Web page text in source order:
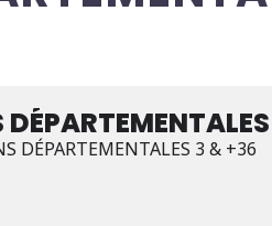
DÉPARTEMENTALES 3 & +36